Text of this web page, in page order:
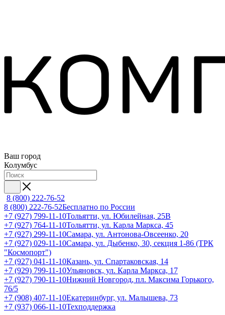
Ваш город
Колумбус
8 (800) 222-76-52
8 (800) 222-76-52Бесплатно по России
+7 (927) 799-11-10Тольятти, ул. Юбилейная, 25В
+7 (927) 764-11-10Тольятти, ул. Карла Маркса, 45
+7 (927) 299-11-10Самара, ул. Антонова-Овсеенко, 20
+7 (927) 029-11-10Самара, ул. Дыбенко, 30, секция 1-86 (ТРК
"Космопорт")
+7 (927) 041-11-10Казань, ул. Спартаковская, 14
+7 (929) 799-11-10Ульяновск, ул. Карла Маркса, 17
+7 (927) 790-11-10Нижний Новгород, пл. Максима Горького,
76/5
+7 (908) 407-11-10Екатеринбург, ул. Малышева, 73
+7 (937) 066-11-10Техподдержка